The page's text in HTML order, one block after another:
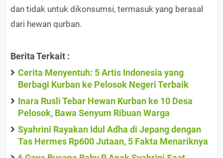
dan tidak untuk dikonsumsi, termasuk yang berasal
dari hewan qurban.
Berita Terkait :
Cerita Menyentuh: 5 Artis Indonesia yang
Berbagi Kurban ke Pelosok Negeri Terbaik
Inara Rusli Tebar Hewan Kurban ke 10 Desa
Pelosok, Bawa Senyum Ribuan Warga
Syahrini Rayakan Idul Adha di Jepang dengan
Tas Hermes Rp600 Jutaan, 5 Fakta Menariknya